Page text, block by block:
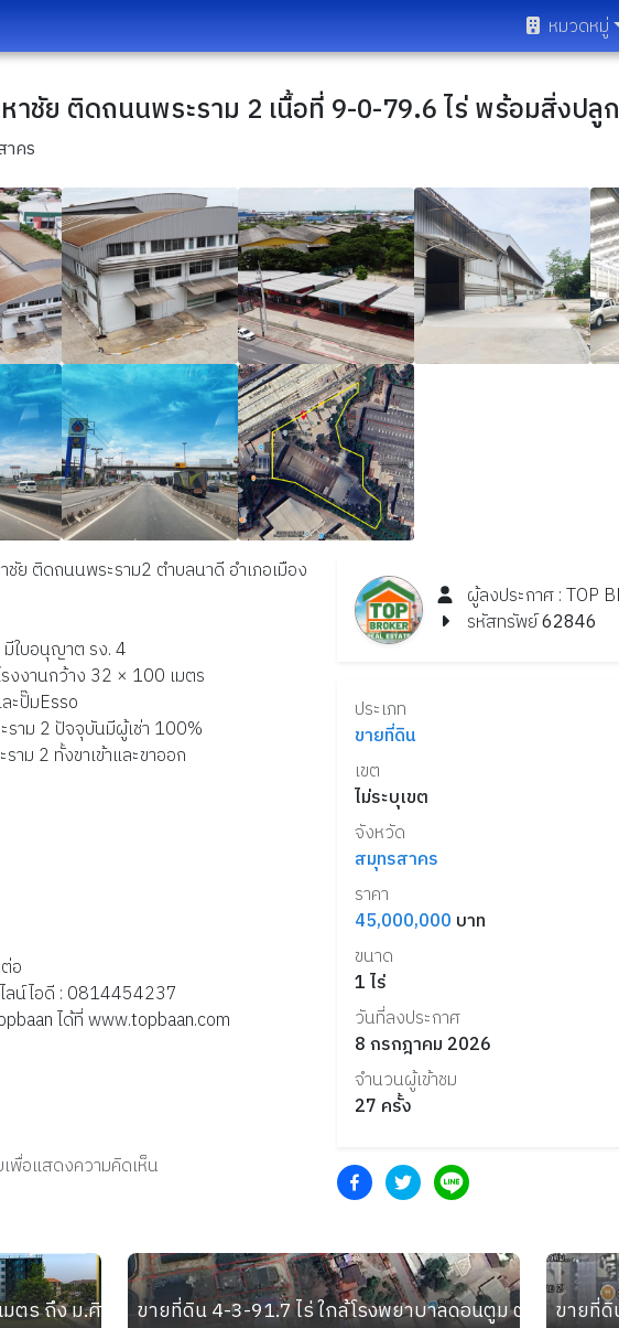
หมวดหมู่
าชัย ติดถนนพระราม 2 เนื้อที่ 9-0-79.6 ไร่ พร้อมสิ่งปลู
คร
ย ติดถนนพระราม2 ตำบลนาดี อำเภอเมือง
ใบอนุญาต รง. 4
งงานกว้าง 32 × 100 เมตร
ะปั๊มEsso
าม 2 ปัจจุบันมีผู้เช่า 100%
ม 2 ทั้งขาเข้าและขาออก
อ
น์ไอดี : 0814454237
ได้ที่ www.topbaan.com
พื่อแสดงความคิดเห็น
ผู้ลงประกาศ :TOP
รหัสทรัพย์62846
ประเภท
ขายที่ดิน
เขต
ไม่ระบุเขต
จังหวัด
สมุทรสาคร
ราคา
45,000,000 บาท
ขนาด
1ไร่
วันที่ลงประกาศ
8 กรกฎาคม 2026
จำนวนผู้เข้าชม
27 ครั้ง
ร ถึง ม.ศิลปากร วิทยาเขตสารสนเทศเพชรบุรี อ.ชะอำ จ.เพชรบุรี
ขายที่ดิน 4-3-91.7 ไร่ ใกล้โรงพยาบาลดอนตูม ตำบลลำเห
ขายที่